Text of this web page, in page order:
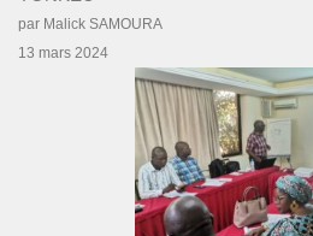
par Malick SAMOURA
13 mars 2024